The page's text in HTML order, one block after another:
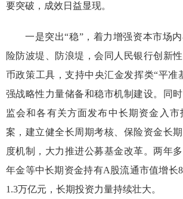
要突破，成效日益显现。
一是突出“稳”，着力增强资本市场内
险防波堤、防浪堤，会同人民银行创新
币政策工具，支持中央汇金发挥类“平准
强战略性力量储备和稳市机制建设。 同时
监会和各有关方面发布中长期资金入
案， 建立健全长周期考核、保险资金长
度机制，大力推进公募基金改革。 两年
年金等中长期资金持有A股流通市值增长
1.3万亿元，长期投资力量持续壮大。